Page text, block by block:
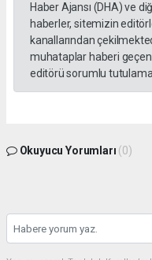
Haber Ajansı (DHA) ve
haberler, sitemizin
kanallarından
muhataplar haberi
editörü sorumlu
Okuyucu Yorumları (0)